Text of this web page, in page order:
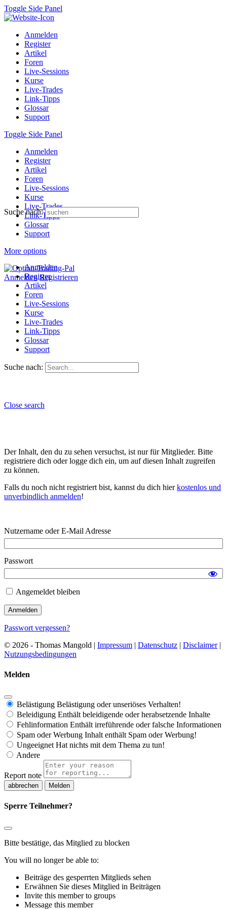
Toggle Side Panel
Anmelden
Register
Artikel
Foren
Live-Sessions
Kurse
Live-Trades
Link-Tipps
Glossar
Support
Toggle Side Panel
Anmelden
Register
Artikel
Foren
Live-Sessions
Kurse
Live-Trades
Link-Tipps
Glossar
Support
More options
Anmelden Registrieren
Suche nach:
Anmelden
Register
Artikel
Foren
Live-Sessions
Kurse
Live-Trades
Link-Tipps
Glossar
Support
Suche nach:
Close search
Der Inhalt, den du zu sehen versuchst, ist nur für Mitglieder. Bitte
registriere dich oder logge dich ein, um auf diesen Inhalt zugreifen
zu können.
Falls du noch nicht registriert bist, kannst du dich hierkostenlos und
unverbindlich anmelden!
Nutzername oder E-Mail Adresse
Passwort
Angemeldet bleiben
Passwort vergessen?
© 2026 - Thomas Mangold | Impressum | Datenschutz | Disclaimer|
Nutzungsbedingungen
Melden
Belästigung Belästigung oder unseriöses Verhalten!
Beleidigung Enthält beleidigende oder herabsetzende Inhalte
Fehlinformation Enthält irreführende oder falsche Informationen
Spam oder Werbung Inhalt enthält Spam oder Werbung!
Ungeeignet Hat nichts mit dem Thema zu tun!
Andere
Report note
Melden
Sperre Teilnehmer?
Bitte bestätige, das Mitglied zu blocken
You will no longer be able to:
Beiträge des gesperrten Mitglieds sehen
Erwähnen Sie dieses Mitglied in Beiträgen
Invite this member to groups
Message this member